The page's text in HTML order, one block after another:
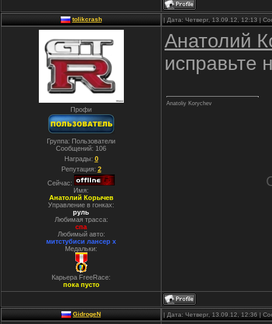
tolikcrash | Дата: Четверг, 13.09.12, 12:13 |
Профи
Группа: Пользователи
Сообщений: 106
Награды: 0
Репутация: 2
Сейчас:
Имя:
Анатолий Корычев
Управление в гонках:
руль
Любимая трасса:
спа
Любимый авто:
митстубиси лансер x
Медальки:
Карьера FreeRace:
пока пусто
Анатолий
исправьте
Anatoliy Korychev
GidrogeN | Дата: Четверг, 13.09.12, 12:36 |